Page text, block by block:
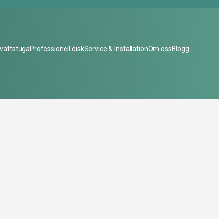
Professionell diskService & InstallationOm ossBlogg